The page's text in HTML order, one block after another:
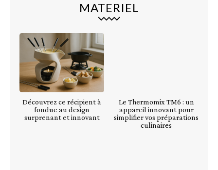
MATERIEL
Découvrez ce récipient à
fondue au design
surprenant et innovant
Le Thermomix TM6 : un
appareil innovant pour
simplifier vos préparations
culinaires